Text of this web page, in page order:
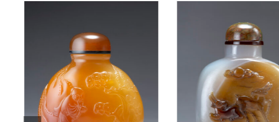
QUICK VIEW QUICK VIEW